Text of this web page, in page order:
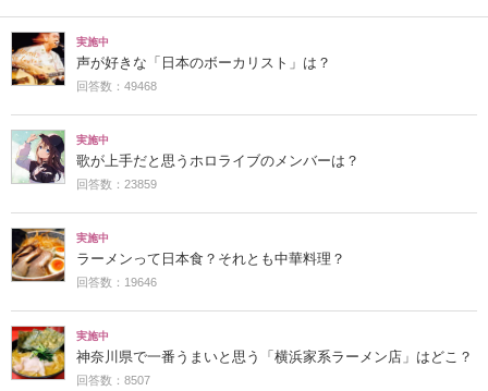
実施中
声が好きな「日本のボーカリスト」は？
回答数：49468
実施中
歌が上手だと思うホロライブのメンバーは？
回答数：23859
実施中
ラーメンって日本食？それとも中華料理？
回答数：19646
実施中
神奈川県で一番うまいと思う「横浜家系ラーメン店」はどこ？
回答数：8507